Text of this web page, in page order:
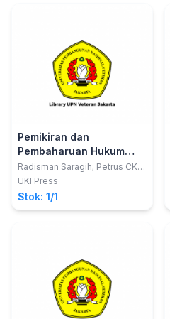
Pemikiran dan
Pembaharuan Hukum
Suatu Renungan dan
Suatu Sumbangan
Hukum dari Fakultas
Hukum Universitas
Radisman Saragih; Petrus CKL
Bello; Wetmen Sinaga; Jonny
Henry Donald, Hendri Jayadi,
Morus M. Sianipar, Nikson
Radjagoekgoek, Petrus Irwan
UKI Press
Stok: 1/1